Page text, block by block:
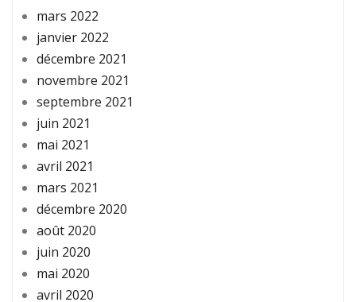
mars 2022
janvier 2022
décembre 2021
novembre 2021
septembre 2021
juin 2021
mai 2021
avril 2021
mars 2021
décembre 2020
août 2020
juin 2020
mai 2020
avril 2020